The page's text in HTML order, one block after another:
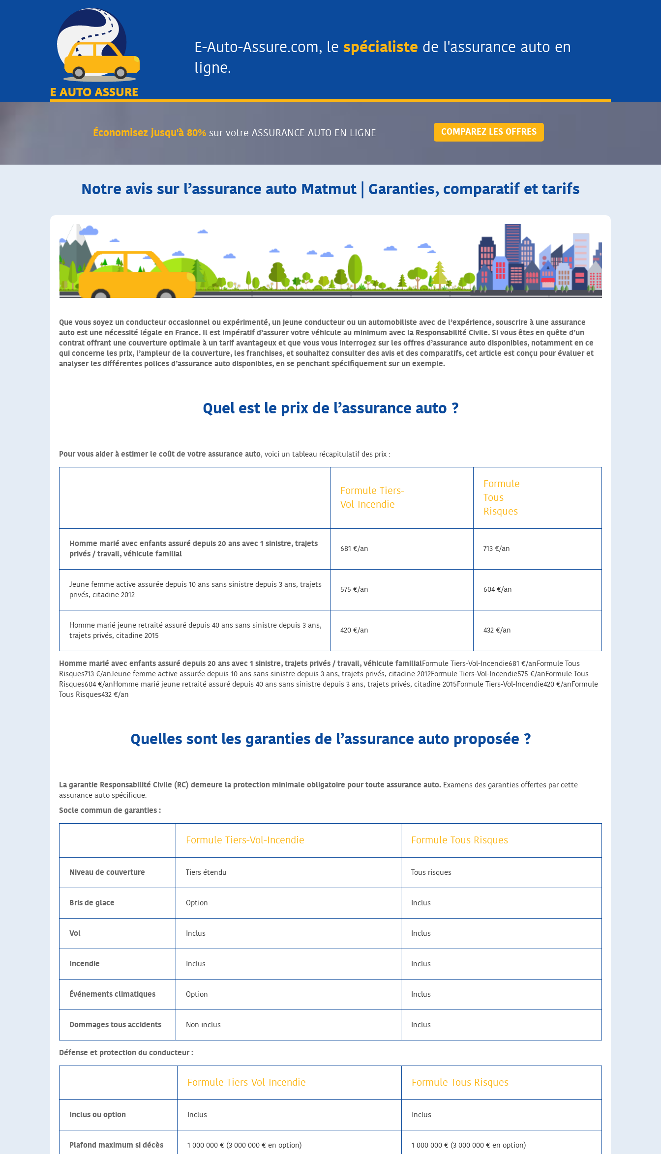
E-Auto-Assure.com, le spécialiste de l'assurance auto en
ligne.
Économisez jusqu'à 80% sur votre ASSURANCE AUTO EN LIGNE COMPAREZ LES OFFRES
Notre avis sur l’assurance auto Matmut | Garanties, comparatif et tarifs
Que vous soyez un conducteur occasionnel ou expérimenté, un jeune conducteur ou un automobiliste avec de l’expérience, souscrire à une assurance
auto est une nécessité légale en France. Il est impératif d’assurer votre véhicule au minimum avec la Responsabilité Civile. Si vous êtes en quête d’un
contrat offrant une couverture optimale à un tarif avantageux et que vous vous interrogez sur les offres d’assurance auto disponibles, notamment en ce
qui concerne les prix, l’ampleur de la couverture, les franchises, et souhaitez consulter des avis et des comparatifs, cet article est conçu pour évaluer et
analyser les différentes polices d’assurance auto disponibles, en se penchant spécifiquement sur un exemple.
Quel est le prix de l’assurance auto ?
Pour vous aider à estimer le coût de votre assurance auto, voici un tableau récapitulatif des prix :
Formule Tiers-
Vol-Incendie
Formule
Tous
Risques
Homme marié avec enfants assuré depuis 20 ans avec 1 sinistre, trajets
privés / travail, véhicule familial
681 €/an 713 €/an
Jeune femme active assurée depuis 10 ans sans sinistre depuis 3 ans, trajets
privés, citadine 2012
575 €/an 604 €/an
Homme marié jeune retraité assuré depuis 40 ans sans sinistre depuis 3 ans,
trajets privés, citadine 2015
420 €/an 432 €/an
Homme marié avec enfants assuré depuis 20 ans avec 1 sinistre, trajets privés / travail, véhicule familialFormule Tiers-Vol-Incendie681 €/anFormule Tous
Risques713 €/anJeune femme active assurée depuis 10 ans sans sinistre depuis 3 ans, trajets privés, citadine 2012Formule Tiers-Vol-Incendie575 €/anFormule Tous
Risques604 €/anHomme marié jeune retraité assuré depuis 40 ans sans sinistre depuis 3 ans, trajets privés, citadine 2015Formule Tiers-Vol-Incendie420 €/anFormule
Tous Risques432 €/an
Quelles sont les garanties de l’assurance auto proposée ?
La garantie Responsabilité Civile (RC) demeure la protection minimale obligatoire pour toute assurance auto. Examens des garanties offertes par cette
assurance auto spécifique.
Socle commun de garanties :
Formule Tiers-Vol-Incendie Formule Tous Risques
Niveau de couverture Tiers étendu Tous risques
Bris de glace Option Inclus
Vol Inclus Inclus
Incendie Inclus Inclus
Événements climatiques Option Inclus
Dommages tous accidents Non inclus Inclus
Défense et protection du conducteur :
Formule Tiers-Vol-Incendie Formule Tous Risques
Inclus ou option Inclus Inclus
Plafond maximum si décès 1 000 000 € (3 000 000 € en option) 1 000 000 € (3 000 000 € en option)